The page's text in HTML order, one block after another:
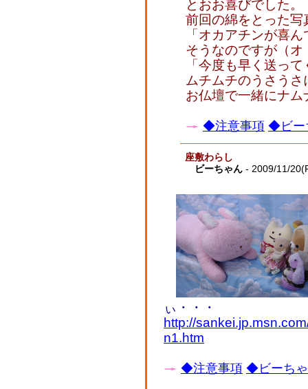
とおお喜びでした。
前回の綿をとった
「オカアチンが喜
そうなのですが（オ
「今度も早く送っ
ムチムチのうさう
お仏壇で一緒にナ
◆注意事項 ◆ビー
座敷わらし
ビーちゃん - 2009/11/
ぃ・・・
http://
n1.htm
◆注意事項 ◆ビーちゃ